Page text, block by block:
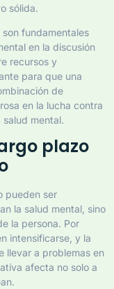
sólida.
fundamentales
en la discusión
recursos y
para que una
de
en la lucha contra
mental.
plazo
pueden ser
la salud mental, sino
la persona. Por
intensificarse, y la
llevar a problemas en
afecta no solo a